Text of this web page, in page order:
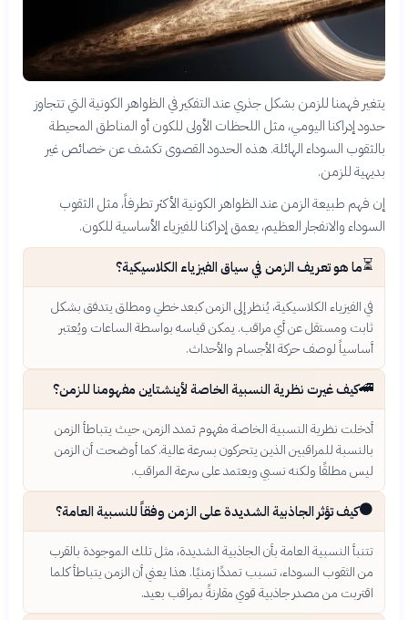
يتغير فهمنا للزمن بشكل جذري عند التفكير في الظواهر الكونية التي تتجاوز
حدود إدراكنا اليومي، مثل اللحظات الأولى للكون أو المناطق المحيطة
بالثقوب السوداء الهائلة. هذه الحدود القصوى تكشف عن خصائص غير
بديهية للزمن.
إن فهم طبيعة الزمن عند الظواهر الكونية الأكثر تطرفاً، مثل الثقوب
السوداء والانفجار العظيم، يعمق إدراكنا للفيزياء الأساسية للكون.
⏳ما هو تعريف الزمن في سياق الفيزياء الكلاسيكية؟
في الفيزياء الكلاسيكية، يُنظر إلى الزمن كبعد خطي ومطلق يتدفق بشكل
ثابت ومستقل عن أي مراقب. يمكن قياسه بواسطة الساعات ويُعتبر
أساسياً لوصف حركة الأجسام والأحداث.
🚄كيف غيرت نظرية النسبية الخاصة لأينشتاين مفهومنا للزمن؟
أدخلت نظرية النسبية الخاصة مفهوم تمدد الزمن، حيث يتباطأ الزمن
بالنسبة للمراقبين الذين يتحركون بسرعة عالية. كما أوضحت أن الزمن
ليس مطلقًا ولكنه نسبي ويعتمد على سرعة المراقب.
⚫كيف تؤثر الجاذبية الشديدة على الزمن وفقاً للنسبية العامة؟
تتنبأ النسبية العامة بأن الجاذبية الشديدة، مثل تلك الموجودة بالقرب
من الثقوب السوداء، تسبب تمددًا زمنيًا. هذا يعني أن الزمن يتباطأ كلما
اقتربت من مصدر جاذبية قوي مقارنةً بمراقب بعيد.